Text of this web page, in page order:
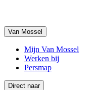
Van Mossel
Mijn Van Mossel
Werken bij
Persmap
Direct naar